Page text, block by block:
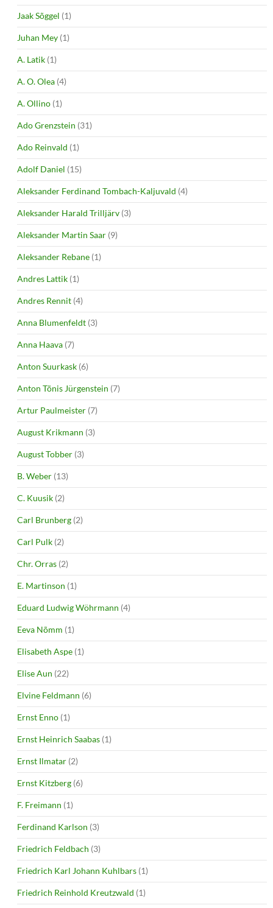
Jaak Sõggel (1)
Juhan Mey (1)
A. Latik (1)
A. O. Olea (4)
A. Ollino (1)
Ado Grenzstein (31)
Ado Reinvald (1)
Adolf Daniel (15)
Aleksander Ferdinand Tombach-Kaljuvald (4)
Aleksander Harald Trilljärv (3)
Aleksander Martin Saar (9)
Aleksander Rebane (1)
Andres Lattik (1)
Andres Rennit (4)
Anna Blumenfeldt (3)
Anna Haava (7)
Anton Suurkask (6)
Anton Tõnis Jürgenstein (7)
Artur Paulmeister (7)
August Krikmann (3)
August Tobber (3)
B. Weber (13)
C. Kuusik (2)
Carl Brunberg (2)
Carl Pulk (2)
Chr. Orras (2)
E. Martinson (1)
Eduard Ludwig Wöhrmann (4)
Eeva Nõmm (1)
Elisabeth Aspe (1)
Elise Aun (22)
Elvine Feldmann (6)
Ernst Enno (1)
Ernst Heinrich Saabas (1)
Ernst Ilmatar (2)
Ernst Kitzberg (6)
F. Freimann (1)
Ferdinand Karlson (3)
Friedrich Feldbach (3)
Friedrich Karl Johann Kuhlbars (1)
Friedrich Reinhold Kreutzwald (1)